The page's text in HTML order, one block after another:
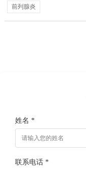
前列腺炎
姓名 *
联系电话 *